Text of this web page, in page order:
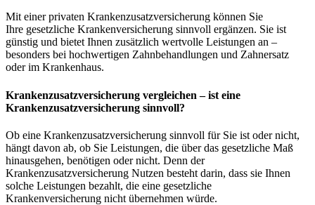
Mit einer privaten Krankenzusatzversicherung können Sie
Ihre gesetzliche Krankenversicherung sinnvoll ergänzen. Sie ist
günstig und bietet Ihnen zusätzlich wertvolle Leistungen an –
besonders bei hochwertigen Zahnbehandlungen und Zahnersatz
oder im Krankenhaus.
Krankenzusatzversicherung vergleichen – ist eine
Krankenzusatzversicherung sinnvoll?
Ob eine Krankenzusatzversicherung sinnvoll für Sie ist oder nicht,
hängt davon ab, ob Sie Leistungen, die über das gesetzliche Maß
hinausgehen, benötigen oder nicht. Denn der
Krankenzusatzversicherung Nutzen besteht darin, dass sie Ihnen
solche Leistungen bezahlt, die eine gesetzliche
Krankenversicherung nicht übernehmen würde.